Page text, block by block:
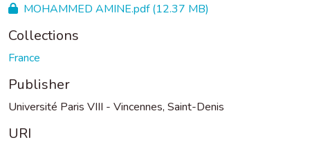
MOHAMMED AMINE.pdf(12.37 MB)
Collections
France
Publisher
Université Paris VIII - Vincennes, Saint-Denis
URI